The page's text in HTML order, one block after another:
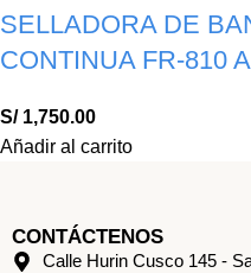
SELLADORA DE
CONTINUA FR-810
S/1,750.00
Añadir al carrito
CONTÁCTENOS
Calle Hurin Cusco 145 -